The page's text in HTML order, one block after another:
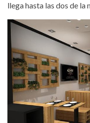
llega hasta las dos de la